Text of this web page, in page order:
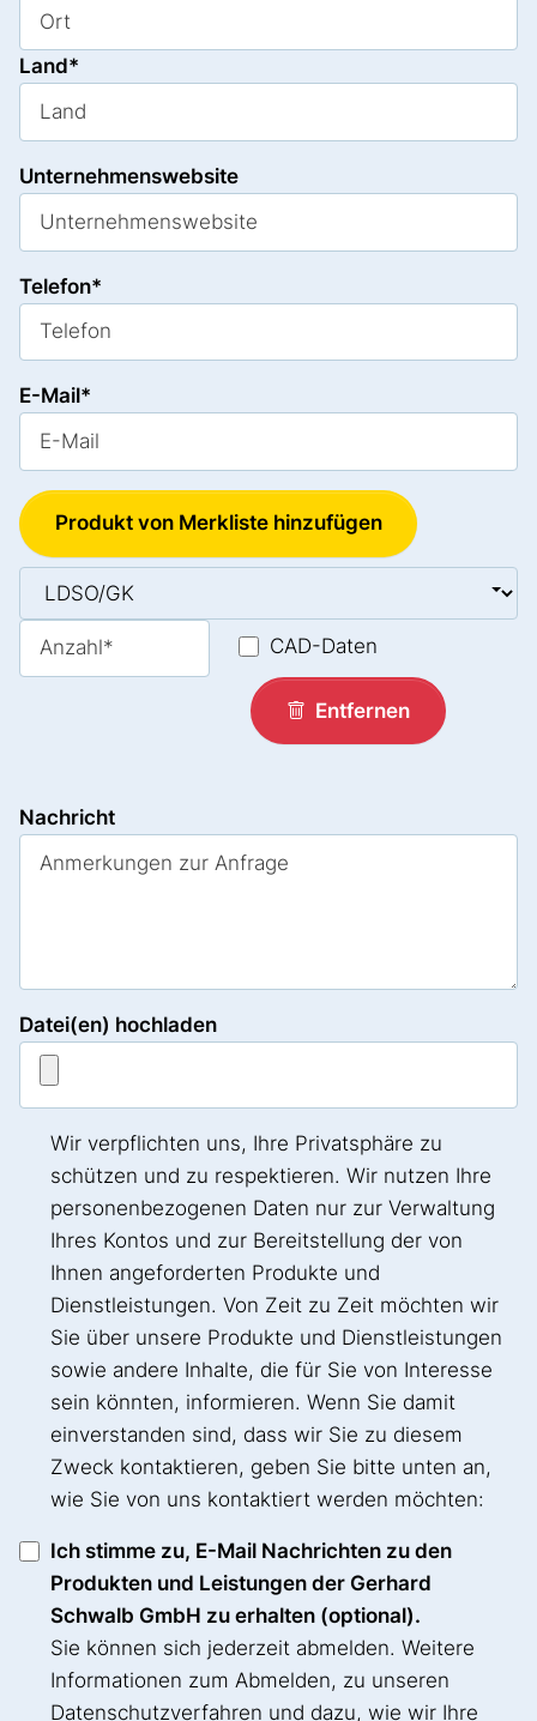
Land*
Unternehmenswebsite
Telefon*
E-Mail*
Produkt von Merkliste hinzufügen
CAD-Daten
Entfernen
Nachricht
Datei(en) hochladen
Wir verpflichten uns, Ihre Privatsphäre zu
schützen und zu respektieren. Wir nutzen Ihre
personenbezogenen Daten nur zur Verwaltung
Ihres Kontos und zur Bereitstellung der von
Ihnen angeforderten Produkte und
Dienstleistungen. Von Zeit zu Zeit möchten wir
Sie über unsere Produkte und Dienstleistungen
sowie andere Inhalte, die für Sie von Interesse
sein könnten, informieren. Wenn Sie damit
einverstanden sind, dass wir Sie zu diesem
Zweck kontaktieren, geben Sie bitte unten an,
wie Sie von uns kontaktiert werden möchten:
Ich stimme zu, E-Mail Nachrichten zu den
Produkten und Leistungen der Gerhard
Schwalb GmbH zu erhalten (optional).
Sie können sich jederzeit abmelden. Weitere
Informationen zum Abmelden, zu unseren
Datenschutzverfahren und dazu, wie wir Ihre